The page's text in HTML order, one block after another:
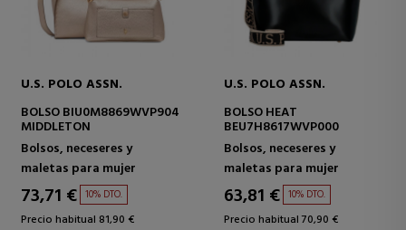
U.S. POLO ASSN.
BOLSO BIU0M8869WVP904
MIDDLETON
Bolsos, neceseres y
maletas para mujer
73,71 € 10% DTO.
Precio habitual 81,90 €
U.S. POLO ASSN.
BOLSO HEAT
BEU7H8617WVP000
Bolsos, neceseres y
maletas para mujer
63,81 € 10% DTO.
Precio habitual 70,90 €